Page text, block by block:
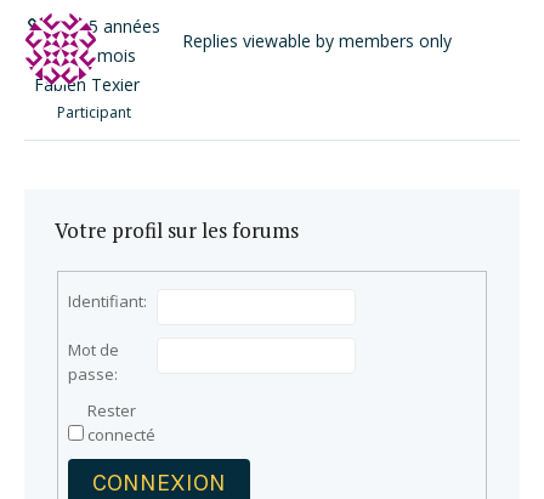
il y a 5 années
et 10 mois
Fabien Texier
Participant
Replies viewable by members only
Votre profil sur les forums
Identifiant:
Mot de
passe:
Rester
connecté
CONNEXION